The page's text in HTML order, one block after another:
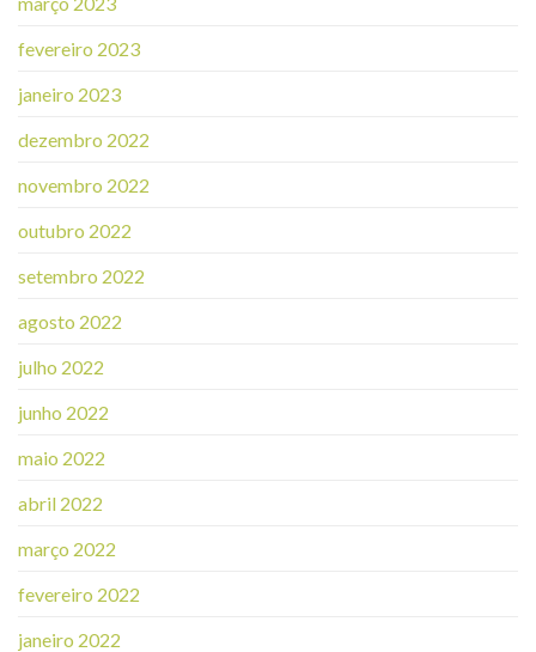
fevereiro 2023
janeiro 2023
dezembro 2022
novembro 2022
outubro 2022
setembro 2022
agosto 2022
julho 2022
junho 2022
maio 2022
abril 2022
março 2022
fevereiro 2022
janeiro 2022